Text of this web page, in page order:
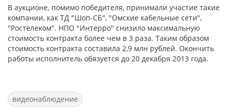
В аукционе, помимо победителя, принимали участие такие
компании, как ТД "Шоп-СБ", "Омские кабельные сети",
"Ростелеком". НПО "Интерро" снизило максимальную
стоимость контракта более чем в 3 раза. Таким образом
стоимость контракта составила 2,9 млн рублей. Окончить
работы исполнитель обязуется до 20 декабря 2013 года.
видеонаблюдение